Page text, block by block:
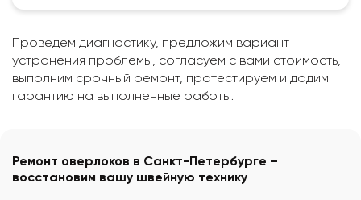
Проведем диагностику, предложим вариант
устранения проблемы, согласуем с вами стоимость,
выполним срочный ремонт, протестируем и дадим
гарантию на выполненные работы.
Ремонт оверлоков в Санкт-Петербурге –
восстановим вашу швейную технику